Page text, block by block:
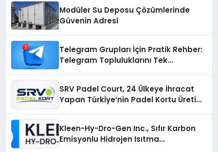
Modüler Su Deposu Çözümlerinde
Güvenin Adresi
Telegram Grupları İçin Pratik Rehber:
Telegram Topluluklarını Tek
SRV Padel Court, 24 Ülkeye İhracat
Yapan Türkiye’nin Padel Kortu Üretim
Kleen-Hy-Dro-Gen Inc., Sıfır Karbon
Emisyonlu Hidrojen Isıtma